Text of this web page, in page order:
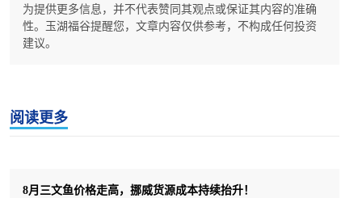
为提供更多信息，并不代表赞同其观点或保证其内容的准确
性。玉湖福谷提醒您，文章内容仅供参考，不构成任何投资
建议。
阅读更多
8月三文鱼价格走高，挪威货源成本持续抬升！